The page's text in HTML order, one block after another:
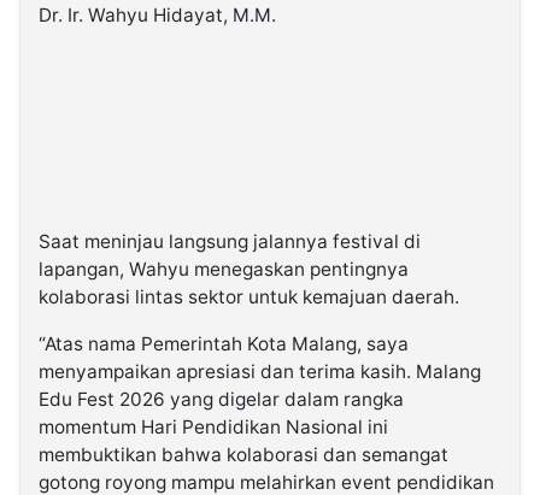
Dr. Ir. Wahyu Hidayat, M.M.
Saat meninjau langsung jalannya festival di
lapangan, Wahyu menegaskan pentingnya
kolaborasi lintas sektor untuk kemajuan daerah.
“Atas nama Pemerintah Kota Malang, saya
menyampaikan apresiasi dan terima kasih. Malang
Edu Fest 2026 yang digelar dalam rangka
momentum Hari Pendidikan Nasional ini
membuktikan bahwa kolaborasi dan semangat
gotong royong mampu melahirkan event pendidikan